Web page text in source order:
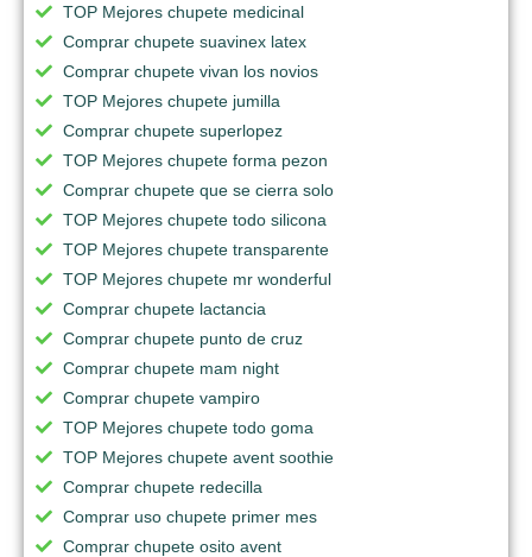
TOP Mejores chupete medicinal
Comprar chupete suavinex latex
Comprar chupete vivan los novios
TOP Mejores chupete jumilla
Comprar chupete superlopez
TOP Mejores chupete forma pezon
Comprar chupete que se cierra solo
TOP Mejores chupete todo silicona
TOP Mejores chupete transparente
TOP Mejores chupete mr wonderful
Comprar chupete lactancia
Comprar chupete punto de cruz
Comprar chupete mam night
Comprar chupete vampiro
TOP Mejores chupete todo goma
TOP Mejores chupete avent soothie
Comprar chupete redecilla
Comprar uso chupete primer mes
Comprar chupete osito avent